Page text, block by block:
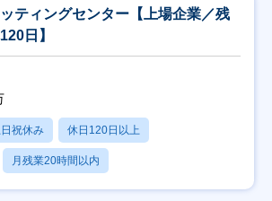
ッティングセンター【上場企業／残
日】
祝休み 休日120日以上
月残業20時間以内